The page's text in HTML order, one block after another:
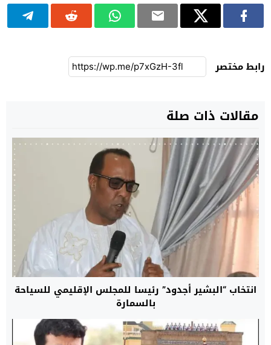
رابط مختصر
مقالات ذات صلة
انتخاب “البشير أجدود” رئيسا للمجلس الإقليمي للسياحة
بالسمارة